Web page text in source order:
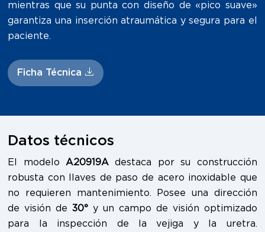
mientras que su punta con diseño de «pico suave»
garantiza una inserción atraumática y segura para el
paciente.
Ficha Técnica
Datos técnicos
El modelo A20919A destaca por su construcción
robusta con llaves de paso de acero inoxidable que
no requieren mantenimiento. Posee una dirección
de visión de30° y un campo de visión optimizado
para la inspección de la vejiga y la uretra.